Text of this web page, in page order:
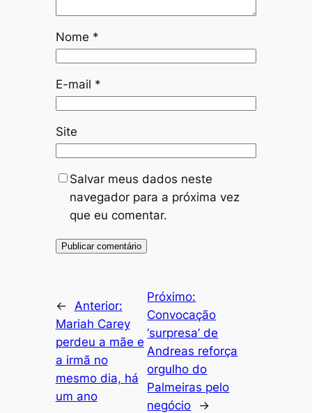
Nome *
E-mail *
Site
Salvar meus dados neste
navegador para a próxima vez
que eu comentar.
←
Anterior:
Mariah Carey
perdeu a mãe e
a irmã no
mesmo dia, há
um ano
Próximo:
Convocação
‘surpresa’ de
Andreas reforça
orgulho do
Palmeiras pelo
negócio
→